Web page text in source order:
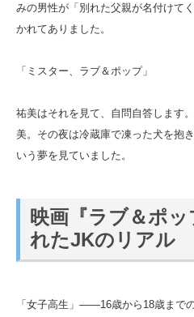
みの男性が「別れた父親が名付けて
かれてありました。
「ミスター、ラブ＆ポップ」
祐美はそれを見て、自問自答します
美。その夜は冷蔵庫で凍った犬を抱
いう夢を見ていました。
映画『ラブ＆ポ
れたJKのリアル
「女子高生」――16歳から18歳まで